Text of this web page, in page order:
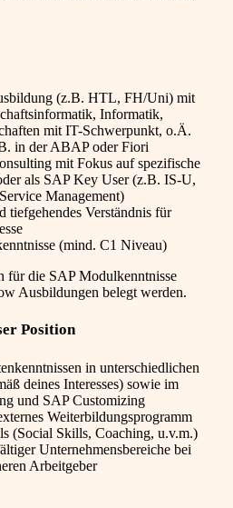
(z.B. HTL, FH/Uni) mit
Informatik,
mit IT-Schwerpunkt, o.Ä.
in der ABAP oder Fiori
mit Fokus auf spezifische
als SAP Key User (z.B. IS-U,
Management)
tiefgehendes Verständnis für
(mind. C1 Niveau)
für die SAP Modulkenntnisse
Ausbildungen belegt werden.
Position
in unterschiedlichen
deines Interesses) sowie im
und SAP Customizing
Weiterbildungsprogramm
(Social Skills, Coaching, u.v.m.)
Unternehmensbereiche bei
Arbeitgeber